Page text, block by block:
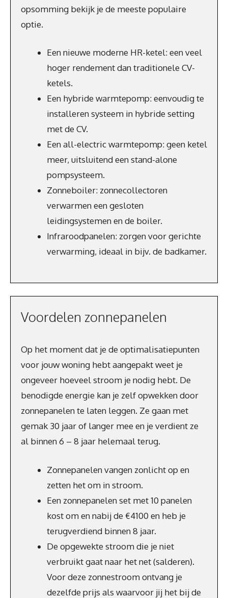
opsomming bekijk je de meeste populaire
optie.
Een nieuwe moderne HR-ketel: een veel
hoger rendement dan traditionele CV-
ketels.
Een hybride warmtepomp: eenvoudig te
installeren systeem in hybride setting
met de CV.
Een all-electric warmtepomp: geen ketel
meer, uitsluitend een stand-alone
pompsysteem.
Zonneboiler: zonnecollectoren
verwarmen een gesloten
leidingsystemen en de boiler.
Infraroodpanelen: zorgen voor gerichte
verwarming, ideaal in bijv. de badkamer.
Voordelen zonnepanelen
Op het moment dat je de optimalisatiepunten
voor jouw woning hebt aangepakt weet je
ongeveer hoeveel stroom je nodig hebt. De
benodigde energie kan je zelf opwekken door
zonnepanelen te laten leggen. Ze gaan met
gemak 30 jaar of langer mee en je verdient ze
al binnen 6 – 8 jaar helemaal terug.
Zonnepanelen vangen zonlicht op en
zetten het om in stroom.
Een zonnepanelen set met 10 panelen
kost om en nabij de €4100 en heb je
terugverdiend binnen 8 jaar.
De opgewekte stroom die je niet
verbruikt gaat naar het net (salderen).
Voor deze zonnestroom ontvang je
dezelfde prijs als waarvoor jij het bij de